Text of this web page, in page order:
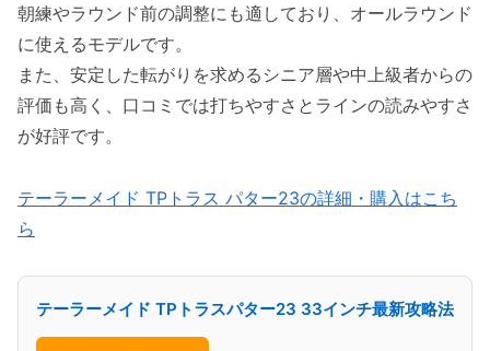
朝練やラウンド前の調整にも適しており、オールラウンド
に使えるモデルです。
また、安定した転がりを求めるシニア層や中上級者からの
評価も高く、口コミでは打ちやすさとラインの読みやすさ
が好評です。
テーラーメイド TPトラス パター23の詳細・購入はこち
ら
テーラーメイド TPトラスパター23 33インチ最新攻略法